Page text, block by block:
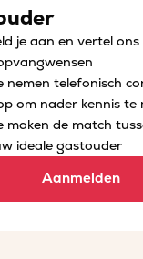
je aan en vertel
nemen telefonisch
om nader kennis te
maken de match
ideale gastouder
Aanmelden